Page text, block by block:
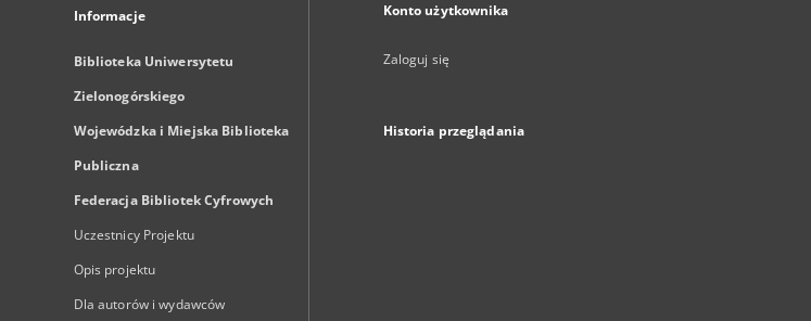
Informacje
Biblioteka Uniwersytetu
Zielonogórskiego
Wojewódzka i Miejska Biblioteka
Publiczna
Federacja Bibliotek Cyfrowych
Uczestnicy Projektu
Opis projektu
Dla autorów i wydawców
Konto użytkownika
Zaloguj się
Historia przeglądania